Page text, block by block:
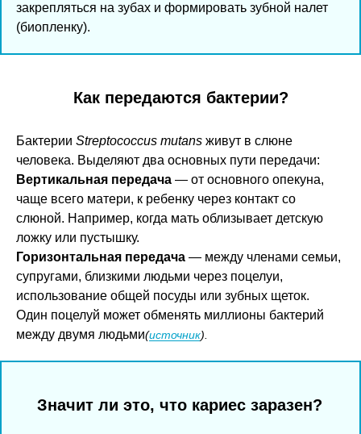
закрепляться на зубах и формировать зубной налет
(биопленку).
Как передаются бактерии?
Бактерии Streptococcus mutans живут в слюне
человека. Выделяют два основных пути передачи:
Вертикальная передача — от основного опекуна,
чаще всего матери, к ребенку через контакт со
слюной. Например, когда мать облизывает детскую
ложку или пустышку.
Горизонтальная передача — между членами семьи,
супругами, близкими людьми через поцелуи,
использование общей посуды или зубных щеток.
Один поцелуй может обменять миллионы бактерий
между двумя людьми(источник).
Значит ли это, что кариес заразен?